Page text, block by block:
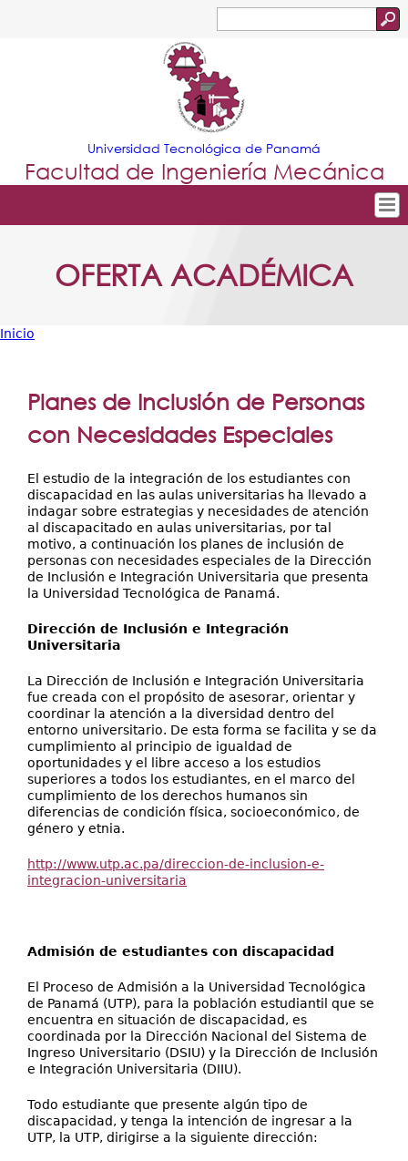
Jump to navigation
de
búsqueda
Universidad Tecnológica de Panamá
Facultad de Ingeniería Mecánica
Nuestra Facultad
Secretarías
Investigación+D+i
Servicios
OFERTA ACADÉMICA
está
Inicio
Planes de Inclusión de Personas
con Necesidades Especiales
El estudio de la integración de los estudiantes con
discapacidad en las aulas universitarias ha llevado a
indagar sobre estrategias y necesidades de atención
al discapacitado en aulas universitarias, por tal
motivo, a continuación los planes de inclusión de
personas con necesidades especiales de la Dirección
de Inclusión e Integración Universitaria que presenta
la Universidad Tecnológica de Panamá.
Dirección de Inclusión e Integración
Universitaria
La Dirección de Inclusión e Integración Universitaria
fue creada con el propósito de asesorar, orientar y
coordinar la atención a la diversidad dentro del
entorno universitario. De esta forma se facilita y se da
cumplimiento al principio de igualdad de
oportunidades y el libre acceso a los estudios
superiores a todos los estudiantes, en el marco del
cumplimiento de los derechos humanos sin
diferencias de condición física, socioeconómico, de
género y etnia.
http://www.utp.ac.pa/direccion-de-inclusion-e-
integracion-universitaria
Admisión de estudiantes con discapacidad
El Proceso de Admisión a la Universidad Tecnológica
de Panamá (UTP), para la población estudiantil que se
encuentra en situación de discapacidad, es
coordinada por la Dirección Nacional del Sistema de
Ingreso Universitario (DSIU) y la Dirección de Inclusión
e Integración Universitaria (DIIU).
Todo estudiante que presente algún tipo de
discapacidad, y tenga la intención de ingresar a la
UTP, la UTP, dirigirse a la siguiente dirección: